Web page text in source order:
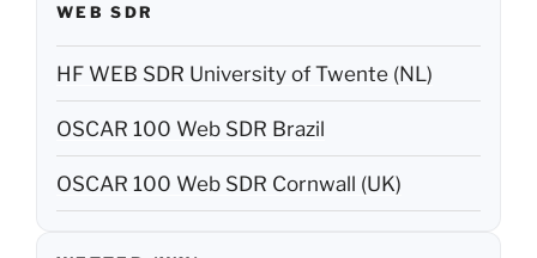
WEB SDR
HF WEB SDR University of Twente (NL)
OSCAR 100 Web SDR Brazil
OSCAR 100 Web SDR Cornwall (UK)